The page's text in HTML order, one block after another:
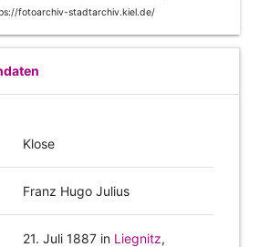
fotoarchiv-stadtarchiv.kiel.de/
Klose
Franz Hugo Julius
21. Juli 1887in Liegnitz,